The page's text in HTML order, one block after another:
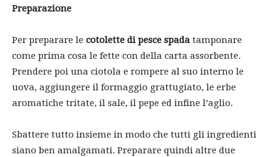
Preparazione
Per preparare le cotolette di pesce spada tamponare
come prima cosa le fette con della carta assorbente.
Prendere poi una ciotola e rompere al suo interno le
uova, aggiungere il formaggio grattugiato, le erbe
aromatiche tritate, il sale, il pepe ed infine l’aglio.
Sbattere tutto insieme in modo che tutti gli ingredienti
siano ben amalgamati. Preparare quindi altre due